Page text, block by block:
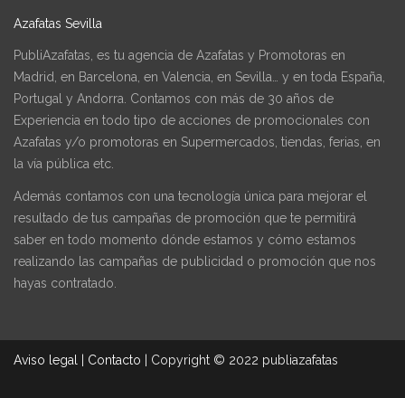
Azafatas Sevilla
PubliAzafatas, es tu agencia de Azafatas y Promotoras en
Madrid, en Barcelona, en Valencia, en Sevilla… y en toda España,
Portugal y Andorra. Contamos con más de 30 años de
Experiencia en todo tipo de acciones de promocionales con
Azafatas y/o promotoras en Supermercados, tiendas, ferias, en
la vía pública etc.
Además contamos con una tecnología única para mejorar el
resultado de tus campañas de promoción que te permitirá
saber en todo momento dónde estamos y cómo estamos
realizando las campañas de publicidad o promoción que nos
hayas contratado.
Aviso legal Contacto Copyright © 2022 publiazafatas